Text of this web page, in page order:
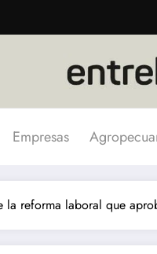
Empresas
la reforma laboral que